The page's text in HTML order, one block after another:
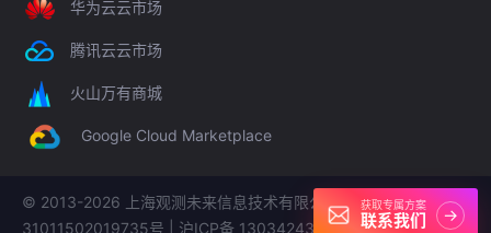
获取专属方案
联系我们 →
华为云云市场
腾讯云云市场
火山万有商城
Google Cloud Marketplace
© 2013-2026 上海观测未来信息技术有限公司 沪公网安备
31011502019735号 | 沪ICP备 13034243号-30